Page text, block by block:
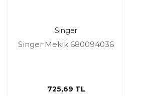
Singer
Singer Mekik 680094036
725,69 TL